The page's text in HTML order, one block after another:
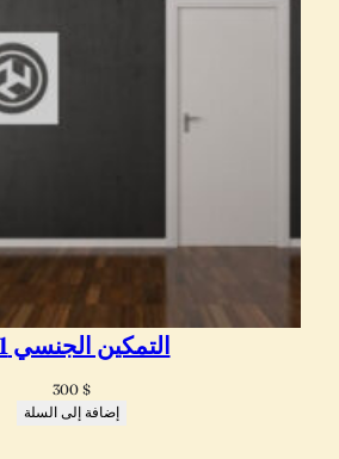
التمكين الجنسي 1-2
300 $
إضافة إلى السلة